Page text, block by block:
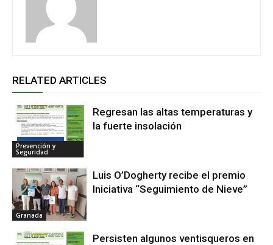
RELATED ARTICLES
Prevención y
Seguridad
Regresan las altas temperaturas y
la fuerte insolación
Granada
Luis O’Dogherty recibe el premio
Iniciativa “Seguimiento de Nieve”
Persisten algunos ventisqueros en